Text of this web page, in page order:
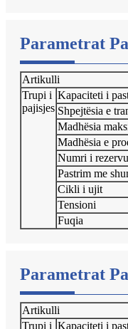
Parametrat
Artikulli
Trupi i
pajisjes
Kapaciteti i
Shpejtësia e
Madhësia
Madhësia e
Numri i
Pastrim me
Cikli i ujit
Tensioni
Fuqia
Parametrat
Artikulli
Trupi i Kapaciteti i